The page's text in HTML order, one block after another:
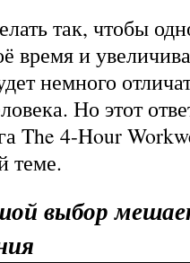
так, чтобы
время и
немного
Но этот
The 4-Hour
теме.
выбор